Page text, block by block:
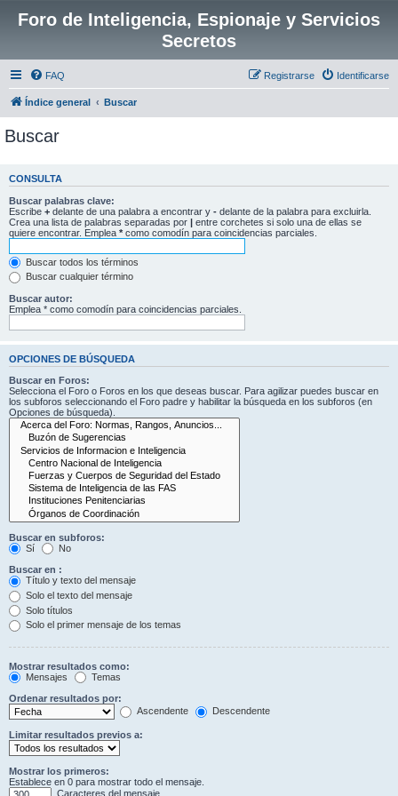
Foro de Inteligencia, Espionaje y Servicios
Secretos
FAQ Identificarse
Registrarse
Índice general Buscar
Buscar
CONSULTA
Buscar palabras clave:
Escribe + delante de una palabra a encontrar y - delante de la palabra para excluirla.
Crea una lista de palabras separadas por | entre corchetes si solo una de ellas se
quiere encontrar. Emplea * como comodín para coincidencias parciales.
Buscar todos los términos
Buscar cualquier término
Buscar autor:
Emplea * como comodín para coincidencias parciales.
OPCIONES DE BÚSQUEDA
Buscar en Foros:
Selecciona el Foro o Foros en los que deseas buscar. Para agilizar puedes buscar en
los subforos seleccionando el Foro padre y habilitar la búsqueda en los subforos (en
Opciones de búsqueda).
Buscar en subforos:
Sí
No
Buscar en :
Título y texto del mensaje
Solo el texto del mensaje
Solo títulos
Solo el primer mensaje de los temas
Mostrar resultados como:
Mensajes
Temas
Ordenar resultados por:
Ascendente
Descendente
Limitar resultados previos a:
Mostrar los primeros:
Establece en 0 para mostrar todo el mensaje.
Caracteres del mensaje